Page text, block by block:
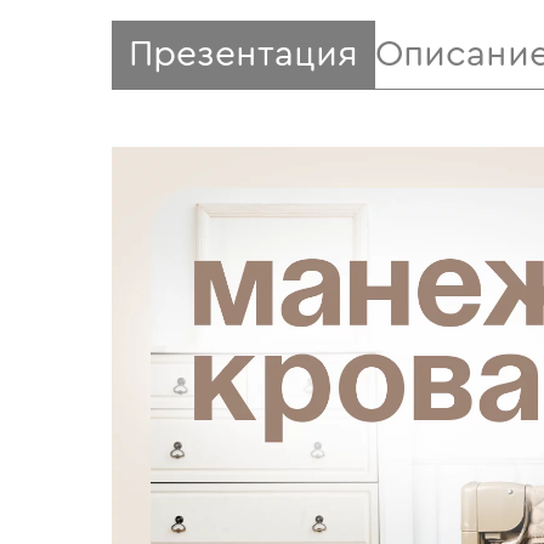
Презентация